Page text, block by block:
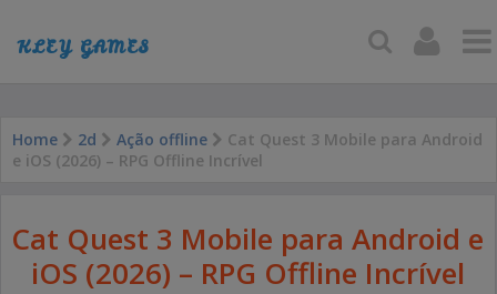
KLEY GAMES
Home 2d Ação offline
Cat Quest 3 Mobile para Android
e iOS (2026) – RPG Offline Incrível
Cat Quest 3 Mobile para Android e
iOS (2026) – RPG Offline Incrível